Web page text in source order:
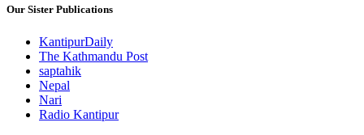
Our Sister Publications
KantipurDaily
The Kathmandu Post
saptahik
Nepal
Nari
Radio Kantipur